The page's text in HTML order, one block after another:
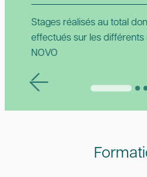
Stages réalisés au total
effectués sur les différents
NOVO